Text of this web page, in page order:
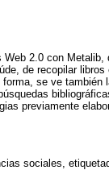
2.0 con Metalib,
de recopilar
se ve también
previamente
sociales,